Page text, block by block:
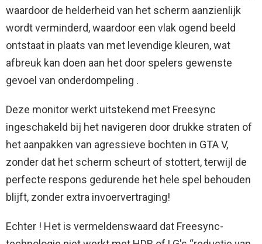
waardoor de helderheid van het scherm aanzienlijk
wordt verminderd, waardoor een vlak ogend beeld
ontstaat in plaats van met levendige kleuren, wat
afbreuk kan doen aan het door spelers gewenste
gevoel van onderdompeling .
Deze monitor werkt uitstekend met Freesync
ingeschakeld bij het navigeren door drukke straten of
het aanpakken van agressieve bochten in GTA V,
zonder dat het scherm scheurt of stottert, terwijl de
perfecte respons gedurende het hele spel behouden
blijft, zonder extra invoervertraging!
Echter ! Het is vermeldenswaard dat Freesync-